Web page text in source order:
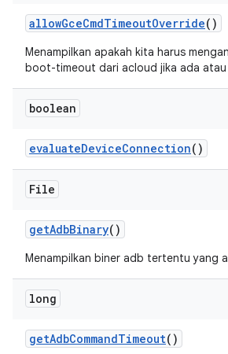
allowGceCmdTimeoutOverride()
Menampilkan apakah kita harus
boot-timeout dari acloud jika ada
boolean
evaluateDeviceConnection()
File
getAdbBinary()
Menampilkan biner adb tertentu yang
long
getAdbCommandTimeout()